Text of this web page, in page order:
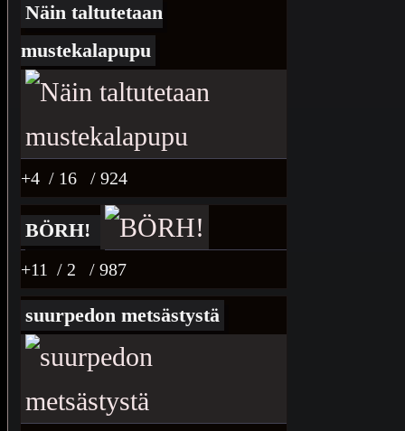
Näin taltutetaan
mustekalapupu
+4 / 16 / 924
BÖRH!
+11 / 2 / 987
suurpedon metsästystä